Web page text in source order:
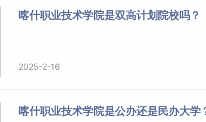
异常、驼背，面部疤痕、血管瘤、黑色素痣、
伤史或身体条件不适合剧烈运动的考生慎重报考
喀什职业技术学院是双高计划院校吗？
2025-2-16
喀什职业技术学院是公办还是民办大学